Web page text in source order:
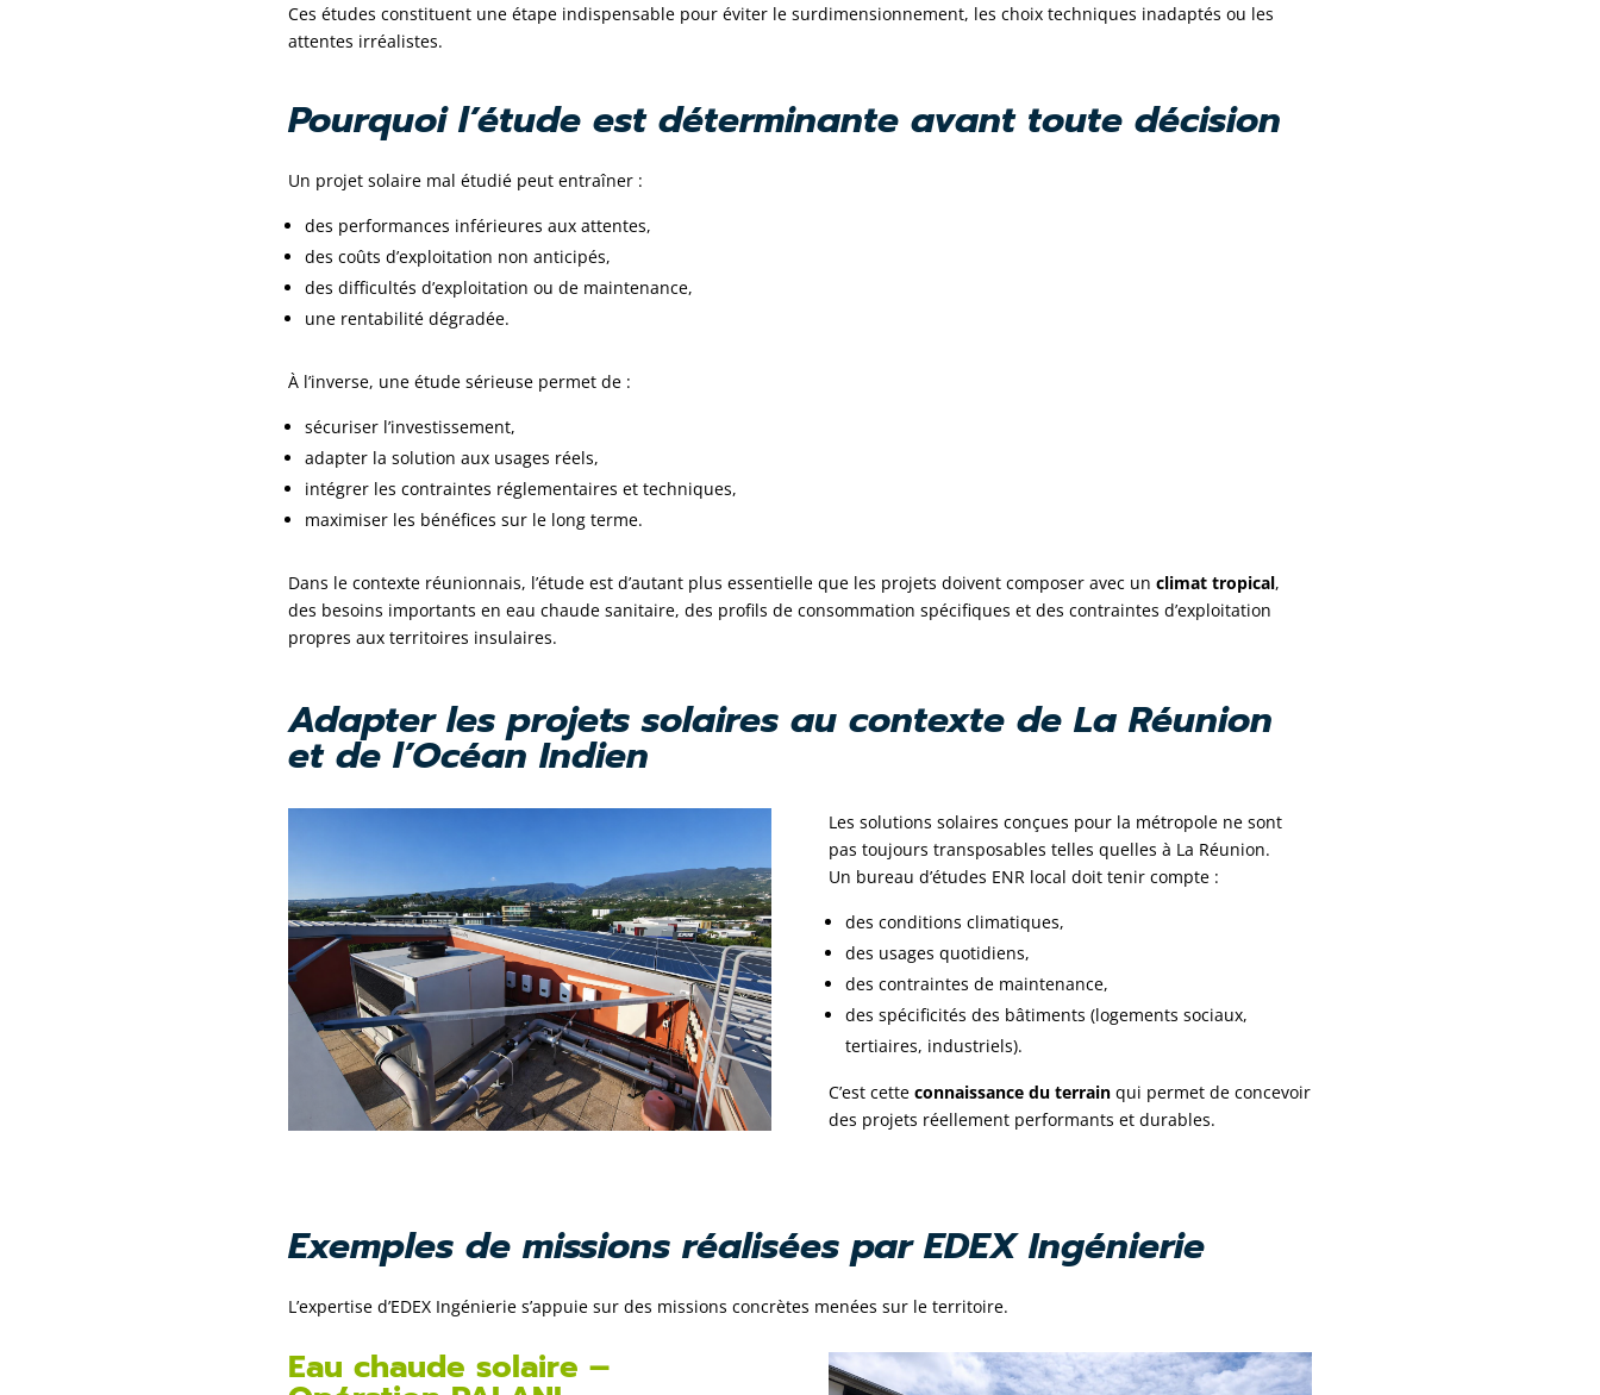
Ces études constituent une étape indispensable pour éviter le surdimensionnement, les choix techniques inadaptés ou les
attentes irréalistes.
Pourquoi l’étude est déterminante avant toute décision
Un projet solaire mal étudié peut entraîner :
des performances inférieures aux attentes,
des coûts d’exploitation non anticipés,
des difficultés d’exploitation ou de maintenance,
une rentabilité dégradée.
À l’inverse, une étude sérieuse permet de :
sécuriser l’investissement,
adapter la solution aux usages réels,
intégrer les contraintes réglementaires et techniques,
maximiser les bénéfices sur le long terme.
Dans le contexte réunionnais, l’étude est d’autant plus essentielle que les projets doivent composer avec un climat tropical,
des besoins importants en eau chaude sanitaire, des profils de consommation spécifiques et des contraintes d’exploitation
propres aux territoires insulaires.
Adapter les projets solaires au contexte de La Réunion
et de l’Océan Indien
Les solutions solaires conçues pour la métropole ne sont
pas toujours transposables telles quelles à La Réunion.
Un bureau d’études ENR local doit tenir compte :
des conditions climatiques,
des usages quotidiens,
des contraintes de maintenance,
des spécificités des bâtiments (logements sociaux,
tertiaires, industriels).
C’est cette connaissance du terrainqui permet de concevoir
des projets réellement performants et durables.
Exemples de missions réalisées par EDEX Ingénierie
L’expertise d’EDEX Ingénierie s’appuie sur des missions concrètes menées sur le territoire.
Eau chaude solaire –